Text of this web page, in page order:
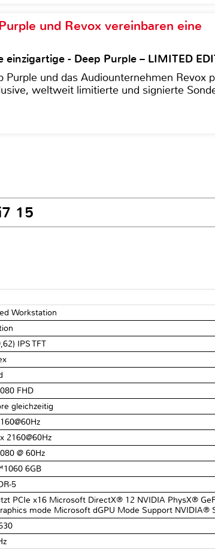
und Revox vereinbaren eine
- Deep Purple – LIMITED
Purple und das Audiounternehmen Revox
weltweit limitierte und signierte
15
Workstation
IPS TFT
FHD
gleichzeitig
2160@60Hz
@ 60Hz
6GB
5
PCIe x16 Microsoft DirectX® 12 NVIDIA PhysX®
mode Microsoft dGPU Mode Support NVIDIA®